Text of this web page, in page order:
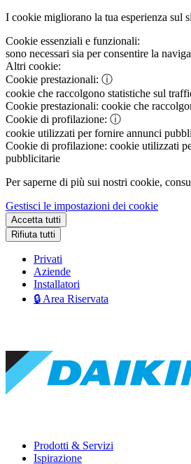
I cookie migliorano la tua esperienza sul
Cookie essenziali e funzionali:
sono necessari sia per consentire la
Altri cookie:
Cookie prestazionali: ⓘ
cookie che raccolgono statistiche sul
Cookie prestazionali: cookie che
Cookie di profilazione: ⓘ
cookie utilizzati per fornire annunci
Cookie di profilazione: cookie utilizzati
pubblicitarie
Per saperne di più sui nostri cookie,
Gestisci le impostazioni dei cookie
Accetta tutti
Rifiuta tutti
Privati
Aziende
Installatori
🔒 Area Riservata
Prodotti & Servizi
Ispirazione